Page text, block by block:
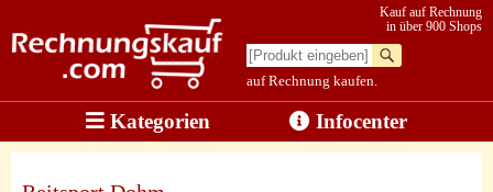
auf Rechnung kaufen.
Kauf auf Rechnung
in über 900 Shops
Kategorien Infocenter